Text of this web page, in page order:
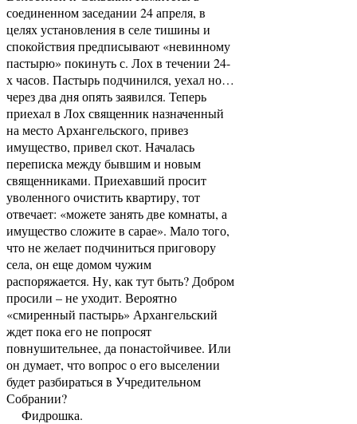
соединенном заседании 24 апреля, в
целях установления в селе тишины и
спокойствия предписывают «невинному
пастырю» покинуть с. Лох в течении 24-
х часов. Пастырь подчинился, уехал но…
через два дня опять заявился. Теперь
приехал в Лох священник назначенный
на место Архангельского, привез
имущество, привел скот. Началась
переписка между бывшим и новым
священниками. Приехавший просит
уволенного очистить квартиру, тот
отвечает: «можете занять две комнаты, а
имущество сложите в сарае». Мало того,
что не желает подчиниться приговору
села, он еще домом чужим
распоряжается. Ну, как тут быть? Добром
просили – не уходит. Вероятно
«смиренный пастырь» Архангельский
ждет пока его не попросят
повнушительнее, да понастойчивее. Или
он думает, что вопрос о его выселении
будет разбираться в Учредительном
Собрании?
Фидрошка.